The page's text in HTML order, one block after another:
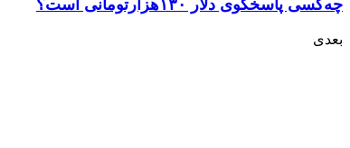
چه‌کسی پاسخگوی دلار ۱۳۰هزارتومانی است؟
بعدی